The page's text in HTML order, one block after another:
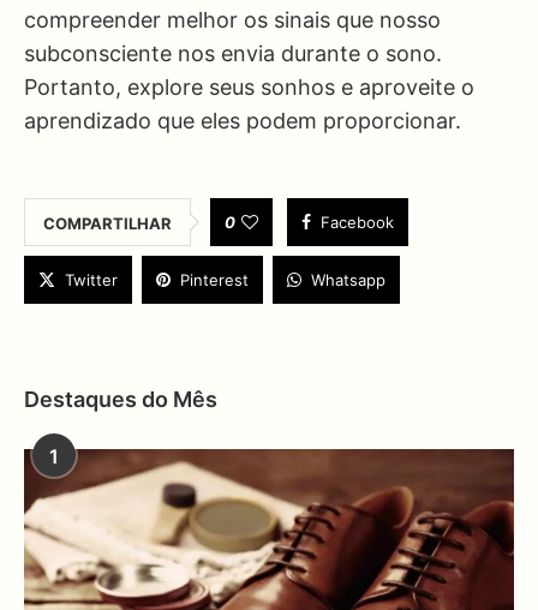
compreender melhor os sinais que nosso
subconsciente nos envia durante o sono.
Portanto, explore seus sonhos e aproveite o
aprendizado que eles podem proporcionar.
COMPARTILHAR 0 Facebook
Twitter Pinterest Whatsapp
Destaques do Mês
1